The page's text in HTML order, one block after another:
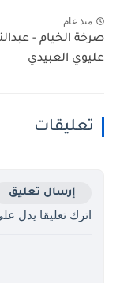
منذ عام
صرخة الخيام -
عليوي العبيدي
تعليقات
إرسال تعليق
اترك تعليقا يدل